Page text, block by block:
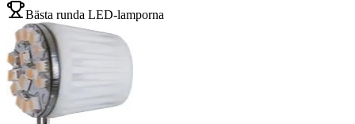
Bästa runda LED-lamporna